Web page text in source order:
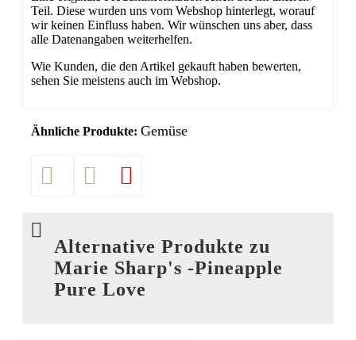
Teil. Diese wurden uns vom Webshop hinterlegt, worauf
wir keinen Einfluss haben. Wir wünschen uns aber, dass
alle Datenangaben weiterhelfen.
Wie Kunden, die den Artikel gekauft haben bewerten,
sehen Sie meistens auch im Webshop.
Ähnliche Produkte: Gemüse
Alternative Produkte zu
Marie Sharp's -Pineapple
Pure Love